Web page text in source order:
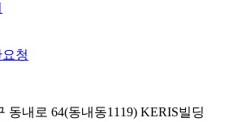
청
동내로 64(동내동1119) KERIS빌딩